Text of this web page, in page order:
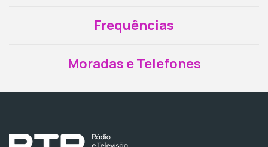
Frequências
Moradas e Telefones